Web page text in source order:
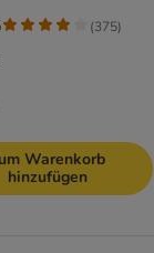
(375)
Warenkorb
hinzufügen